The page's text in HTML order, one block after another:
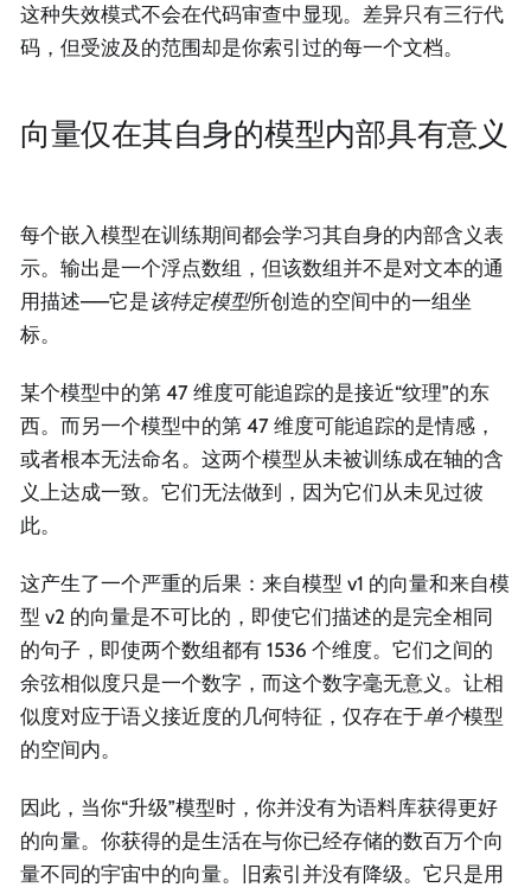
这种失效模式不会在代码审查中显现。差异只有三行代
码，但受波及的范围却是你索引过的每一个文档。
向量仅在其自身的模型内部具有意义
每个嵌入模型在训练期间都会学习其自身的内部含义表
示。输出是一个浮点数组，但该数组并不是对文本的通
用描述——它是该特定模型所创造的空间中的一组坐
标。
某个模型中的第 47 维度可能追踪的是接近“纹理”的东
西。而另一个模型中的第 47 维度可能追踪的是情感，
或者根本无法命名。这两个模型从未被训练成在轴的含
义上达成一致。它们无法做到，因为它们从未见过彼
此。
这产生了一个严重的后果：来自模型 v1 的向量和来自模
型 v2 的向量是不可比的，即使它们描述的是完全相同
的句子，即使两个数组都有 1536 个维度。它们之间的
余弦相似度只是一个数字，而这个数字毫无意义。让相
似度对应于语义接近度的几何特征，仅存在于单个模型
的空间内。
因此，当你“升级”模型时，你并没有为语料库获得更好
的向量。你获得的是生活在与你已经存储的数百万个向
量不同的宇宙中的向量。旧索引并没有降级。它只是用